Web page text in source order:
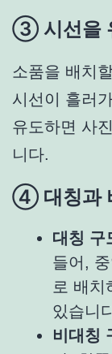
③ 시선을
소품을 배치
시선이 흘러
유도하면 사
니다.
④ 대칭과
대칭 구
들어,
로 배치
있습니
비대칭